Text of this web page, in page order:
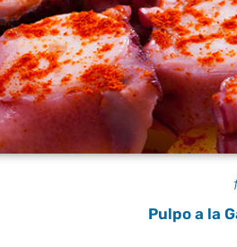
Pulpo a la